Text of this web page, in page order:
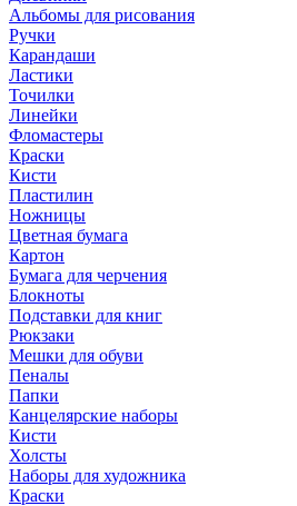
Альбомы для рисования
Ручки
Карандаши
Ластики
Точилки
Линейки
Фломастеры
Краски
Кисти
Пластилин
Ножницы
Цветная бумага
Картон
Бумага для черчения
Блокноты
Подставки для книг
Рюкзаки
Мешки для обуви
Пеналы
Папки
Канцелярские наборы
Кисти
Холсты
Наборы для художника
Краски